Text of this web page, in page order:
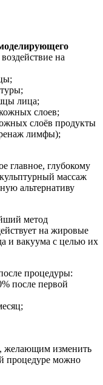
на
лица;
слоев;
слоёв продукты
лимфы);
главное, глубокому
массаж
альтернативу
метод
на жировые
и вакуума с целью их
процедуры:
после первой
желающим изменить
процедуре можно